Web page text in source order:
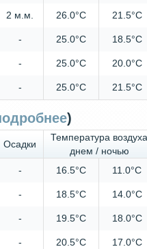
2 м.м. 26.0°C 21.5°C
- 25.0°C 18.5°C
- 25.0°C 20.0°C
- 25.0°C 21.5°C
)
Осадки
Температура воздуха
днем / ночью
- 16.5°C 11.0°C
- 18.5°C 14.0°C
- 19.5°C 18.0°C
- 20.5°C 17.0°C